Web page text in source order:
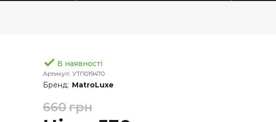
В наявності
Артикул: УТП019470
Бренд: MatroLuxe
660грн